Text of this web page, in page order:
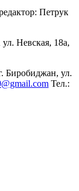
Петрук
Невская, 18а,
Биробиджан, ул.
Тел.: